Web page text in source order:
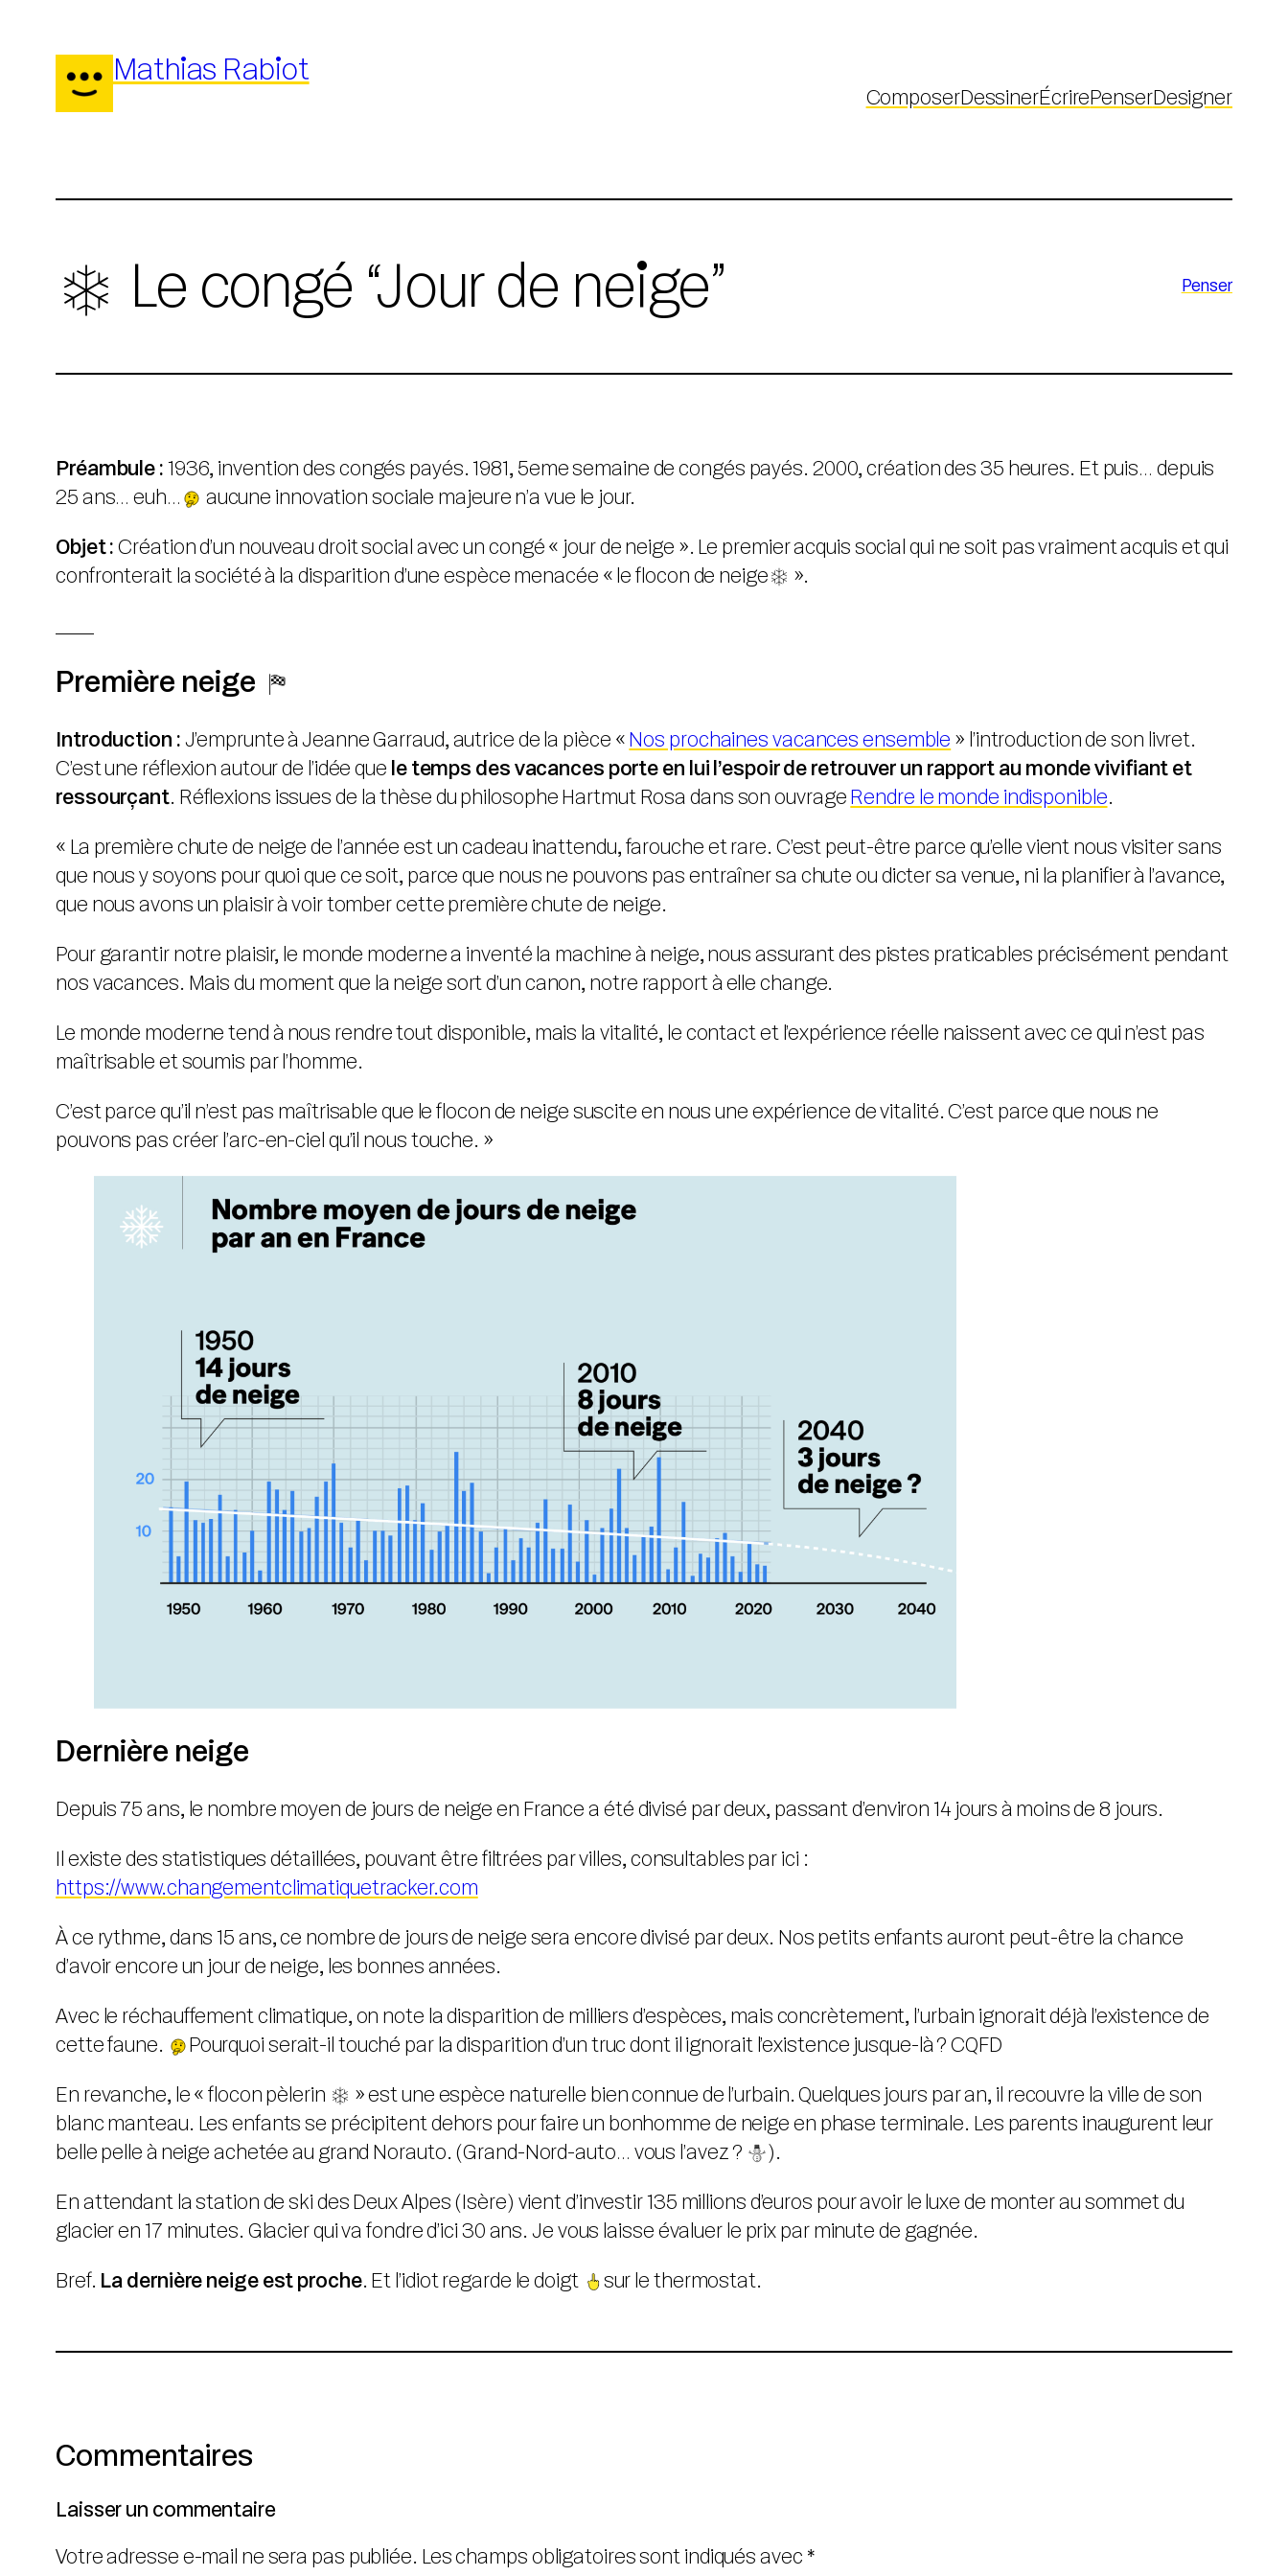
contenu
Mathias Rabiot
ComposerDessinerÉcrirePenserDesigner
️ Le congé “Jour de neige” Penser
Préambule : 1936, invention des congés payés. 1981, 5eme semaine de congés payés. 2000, création des 35 heures. Et puis… depuis
25 ans… euh…
aucune innovation sociale majeure n’a vue le jour.
Objet : Création d’un nouveau droit social avec un congé « jour de neige ». Le premier acquis social qui ne soit pas vraiment acquis et qui
confronterait la société à la disparition d’une espèce menacée « le flocon de neige
️ ».
Première neige
Introduction : J’emprunte à Jeanne Garraud, autrice de la pièce « Nos prochaines vacances ensemble » l’introduction de son livret.
C’est une réflexion autour de l’idée que le temps des vacances porte en lui l’espoir de retrouver un rapport au monde vivifiant et
ressourçant. Réflexions issues de la thèse du philosophe Hartmut Rosa dans son ouvrage Rendre le monde indisponible.
« La première chute de neige de l’année est un cadeau inattendu, farouche et rare. C’est peut-être parce qu’elle vient nous visiter sans
que nous y soyons pour quoi que ce soit, parce que nous ne pouvons pas entraîner sa chute ou dicter sa venue, ni la planifier à l’avance,
que nous avons un plaisir à voir tomber cette première chute de neige.
Pour garantir notre plaisir, le monde moderne a inventé la machine à neige, nous assurant des pistes praticables précisément pendant
nos vacances. Mais du moment que la neige sort d’un canon, notre rapport à elle change.
Le monde moderne tend à nous rendre tout disponible, mais la vitalité, le contact et l’expérience réelle naissent avec ce qui n’est pas
maîtrisable et soumis par l’homme.
C’est parce qu’il n’est pas maîtrisable que le flocon de neige suscite en nous une expérience de vitalité. C’est parce que nous ne
pouvons pas créer l’arc-en-ciel qu’il nous touche. »
Dernière neige
Depuis 75 ans, le nombre moyen de jours de neige en France a été divisé par deux, passant d’environ 14 jours à moins de 8 jours.
Il existe des statistiques détaillées, pouvant être filtrées par villes, consultables par ici :
https://www.changementclimatiquetracker.com
À ce rythme, dans 15 ans, ce nombre de jours de neige sera encore divisé par deux. Nos petits enfants auront peut-être la chance
d’avoir encore un jour de neige, les bonnes années.
Avec le réchauffement climatique, on note la disparition de milliers d’espèces, mais concrètement, l’urbain ignorait déjà l’existence de
cette faune.
Pourquoi serait-il touché par la disparition d’un truc dont il ignorait l’existence jusque-là ? CQFD
En revanche, le « flocon pèlerin
️ » est une espèce naturelle bien connue de l’urbain. Quelques jours par an, il recouvre la ville de son
blanc manteau. Les enfants se précipitent dehors pour faire un bonhomme de neige en phase terminale. Les parents inaugurent leur
belle pelle à neige achetée au grand Norauto. (Grand-Nord-auto… vous l’avez ?
️).
En attendant la station de ski des Deux Alpes (Isère) vient d’investir 135 millions d’euros pour avoir le luxe de monter au sommet du
glacier en 17 minutes. Glacier qui va fondre d’ici 30 ans. Je vous laisse évaluer le prix par minute de gagnée.
Bref. La dernière neige est proche. Et l’idiot regarde le doigt sur le thermostat.
Commentaires
Laisser un commentaire
Votre adresse e-mail ne sera pas publiée. Les champs obligatoires sont indiqués avec *